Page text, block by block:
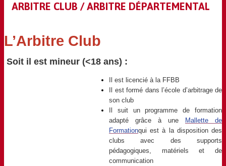
ARBITRE CLUB / ARBITRE DÉPARTEMENTAL
L’Arbitre Club
Soit il est mineur (<18 ans) :
Il est licencié à la FFBB
Il est formé dans l’école d’arbitrage de
son club
Il suit un programme de formation
adapté grâce à une
Mallette de
Formationqui est à la disposition des
clubs avec des supports
pédagogiques, matériels et de
communication